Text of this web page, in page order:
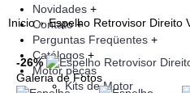
Novidades +
Contato +
Perguntas Freqüentes +
Catálogos +
Motor peças
Kits de Motor
Inicio Espelho Retrovisor Direito
-26%
Galeria de Fotos